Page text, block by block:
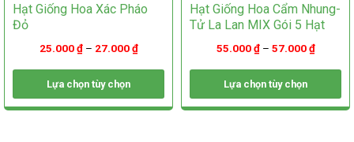
Hạt Giống Hoa Xác Pháo
Đỏ
25.000₫– 27.000₫
Lựa chọn tùy chọn
Sản
Hạt Giống Hoa Cẩm Nhung-
Tử La Lan MIX Gói 5 Hạt
55.000₫– 57.000₫
Lựa chọn tùy chọn
Sản